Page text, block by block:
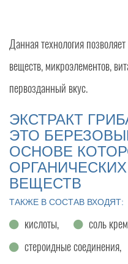
Данная технология
веществ, микроэлементов,
первозданный вкус.
ЭКСТРАКТ
ЭТО
ОСНОВЕ
ВЕЩЕСТВ
ТАКЖЕ В СОСТАВ ВХОДЯТ:
кислоты,
соль
стероидные соединения,